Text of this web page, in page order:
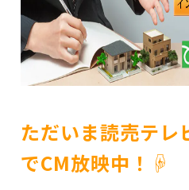
ただいま読売テレ
でCM放映中！☟